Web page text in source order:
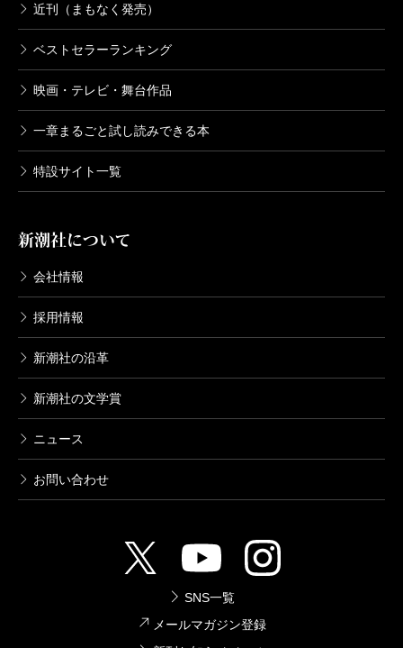
近刊（まもなく発売）
ベストセラーランキング
映画・テレビ・舞台作品
一章まるごと試し読みできる本
特設サイト一覧
新潮社について
会社情報
採用情報
新潮社の沿革
新潮社の文学賞
ニュース
お問い合わせ
SNS一覧
メールマガジン登録